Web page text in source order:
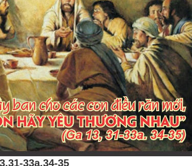
33a.34-35